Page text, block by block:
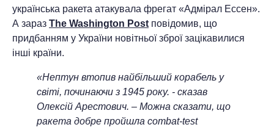
українська ракета атакувала фрегат «Адмірал Ессен».
А зараз The Washington Post повідомив, що
придбанням у України новітньої зброї зацікавилися
інші країни.
«Нептун втопив найбільший корабель у
світі, починаючи з 1945 року. - сказав
Олексiй Арестович. – Можна сказати, що
ракета добре пройшла combat-test